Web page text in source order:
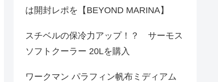
は開封レポを【BEYOND MARINA】
スチベルの保冷力アップ！？ サーモス
ソフトクーラー 20Lを購入
ワークマン パラフィン帆布ミディアム